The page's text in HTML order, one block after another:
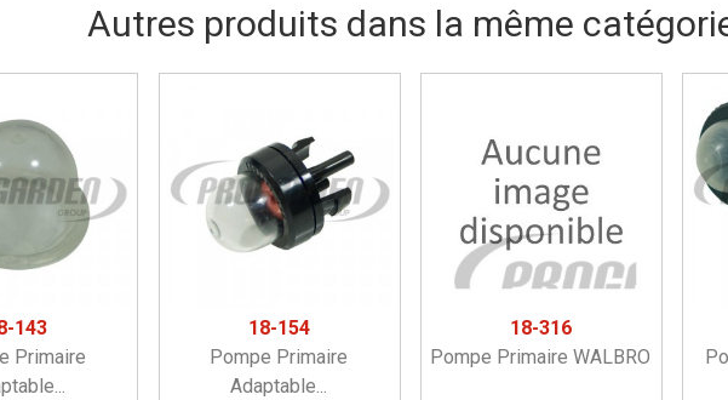
Autres produits dans la même
143
Primaire
18-154
Pompe Primaire
Adaptable...
18-316
Pompe Primaire WALBRO